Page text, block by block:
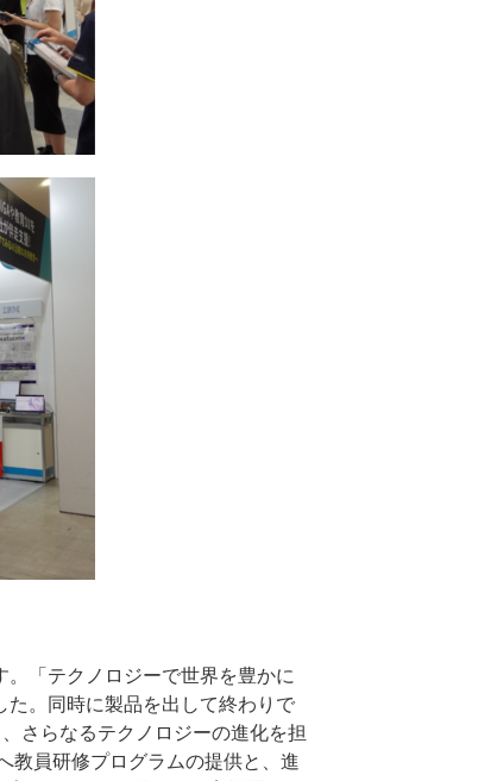
「テクノロジーで世界を豊かに
。同時に製品を出して終わりで
さらなるテクノロジーの進化を担
教員研修プログラムの提供と、進